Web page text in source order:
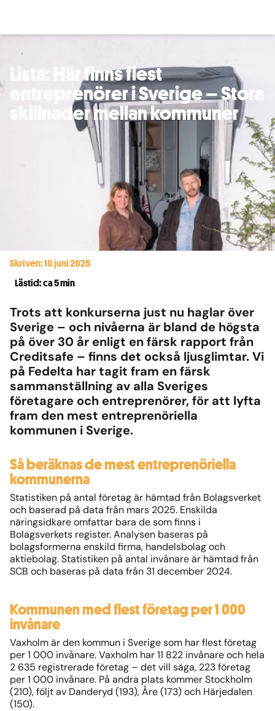
Lista: Här finns flest
entreprenörer i Sverige – Stora
skillnader mellan kommuner
Skriven: 10 juni 2025
Lästid: ca 5 min
Trots att konkurserna just nu haglar över
Sverige – och nivåerna är bland de högsta
på över 30 år enligt en färsk rapport från
Creditsafe – finns det också ljusglimtar. Vi
på Fedelta har tagit fram en färsk
sammanställning av alla Sveriges
företagare och entreprenörer, för att lyfta
fram den mest entreprenöriella
kommunen i Sverige.
Så beräknas de mest entreprenöriella
kommunerna
Statistiken på antal företag är hämtad från Bolagsverket
och baserad på data från mars 2025. Enskilda
näringsidkare omfattar bara de som finns i
Bolagsverkets register. Analysen baseras på
bolagsformerna enskild firma, handelsbolag och
aktiebolag. Statistiken på antal invånare är hämtad från
SCB och baseras på data från 31 december 2024.
Kommunen med flest företag per 1 000
invånare
Vaxholm är den kommun i Sverige som har flest företag
per 1 000 invånare. Vaxholm har 11 822 invånare och hela
2 635 registrerade företag – det vill säga, 223 företag
per 1 000 invånare. På andra plats kommer Stockholm
(210), följt av Danderyd (193), Åre (173) och Härjedalen
(150).